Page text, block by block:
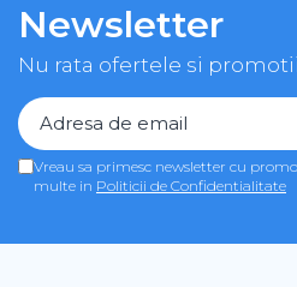
Newsletter
Nu rata ofertele si
Vreau sa primesc newsletter cu
multe in Politicii de Confidentialitate